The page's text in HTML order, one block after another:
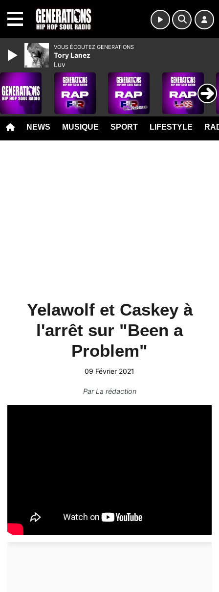
NEWS MUSIQUE SPORT LIFESTYLE
Yelawolf et Caskey à
l'arrêt sur "Been a
Problem"
09 Février 2021
ParLa rédaction
VOUS ÉCOUTEZ GENERATIONS
Tory Lanez
Luv